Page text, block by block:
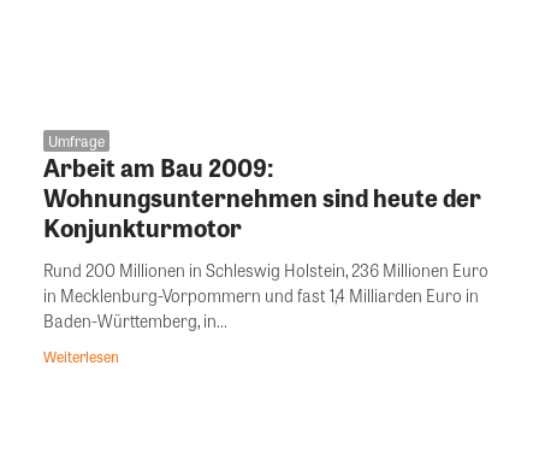
Umfrage
Arbeit am Bau 2009:
Wohnungsunternehmen sind heute der
Konjunkturmotor
Rund 200 Millionen in Schleswig Holstein, 236 Millionen Euro
in Mecklenburg-Vorpommern und fast 1,4 Milliarden Euro in
Baden-Württemberg, in...
Weiterlesen